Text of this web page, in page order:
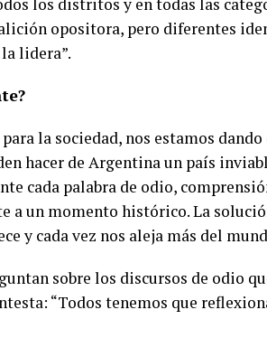
opositora, pero diferentes
lidera”.
la sociedad, nos estamos
hacer de Argentina un país
cada palabra de odio,
a un momento histórico. La
y cada vez nos aleja más del
sobre los discursos de odio
“Todos tenemos que